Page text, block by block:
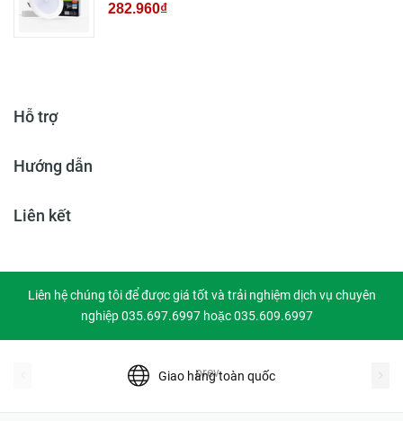
282.960₫
Hỗ trợ
Hướng dẫn
Liên kết
Liên hệ chúng tôi để được giá tốt và trải nghiệm dịch vụ chuyên
nghiệp 035.697.6997 hoặc 035.609.6997
Giao hàng toàn quốc
prev